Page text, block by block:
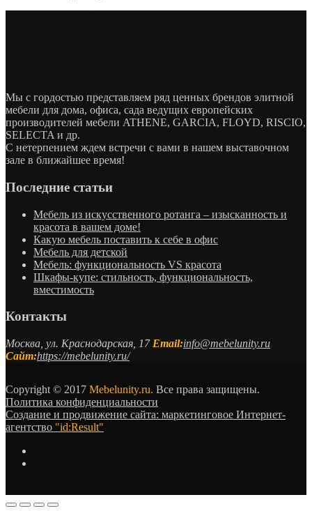
Мы с гордостью представляем ряд ценных брендов элитной
мебели для дома, офиса, сада ведущих европейских
производителей мебели ATHENE, GARCIA, FLOYD, RISCIO,
SELECTA и др.
С нетерпением ждем встречи с вами в нашем выставочном
зале в ближайшее время!
Последние статьи
Мебель из искусственного ротанга – изысканность и
красота в вашем доме!
Какую мебель поставить к себе в офис
Мебель для детской
Мебель: функциональность VS красота
Шкафы-купе: стильность, функциональность,
вместимость
Контакты
Москва, ул. Краснодарская, 17 Email:info@mebelunity.ru
Сайт:https://mebelunity.ru/
Copyright © 2017 Mebelunity.ru. Все права защищены.
Политика конфиденциальности
Создание и продвижение сайта: маркетинговое Интернет-
агентство "id:Result"